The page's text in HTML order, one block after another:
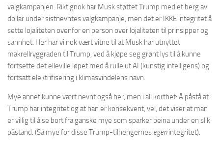
valgkampanjen. Riktignok har Musk støttet Trump med et berg av
dollar under sistnevntes valgkampanje, men det er IKKE integritet å
sette lojaliteten ovenfor en person over lojaliteten til prinsipper og
sannhet. Her har vi nok vært vitne til at Musk har utnyttet
makrellryggraden til Trump, ved å kjøpe seg grønt lys til å kunne
fortsette det elleville løpet med å rulle ut AI (kunstig intelligens) og
fortsatt elektrifisering i klimasvindelens navn.
Mye annet kunne vært nevnt også her, men i all korthet: Å påstå at
Trump har integritet og at han er konsekvent, vel, det viser at man
er villig til å se bort fra ganske mye som sparker beina under en slik
påstand. (Så mye fordisse Trump-tilhengernes egenintegritet).